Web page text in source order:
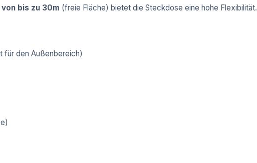
bis zu 30m (freie Fläche) bietet die Steckdose eine hohe Flexibilität.
für den Außenbereich)